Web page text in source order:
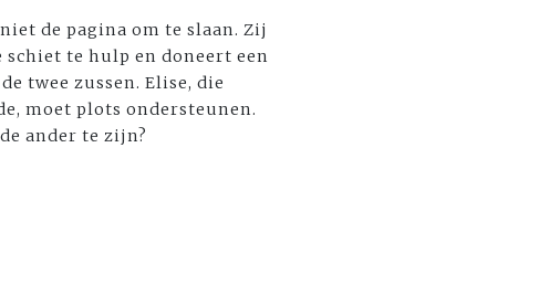
de pagina om te slaan. Zij
te hulp en doneert een
twee zussen. Elise, die
moet plots ondersteunen.
ander te zijn?